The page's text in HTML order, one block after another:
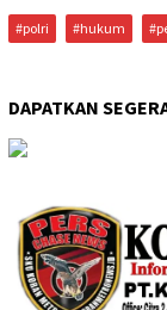
#polri #hukum
DAPATKAN